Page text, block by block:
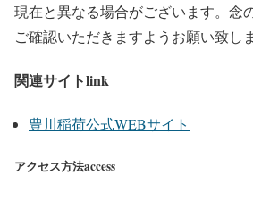
現在と異なる場合がございます。念
ご確認いただきますようお願い致しま
関連サイトlink
豊川稲荷公式WEBサイト
アクセス方法access